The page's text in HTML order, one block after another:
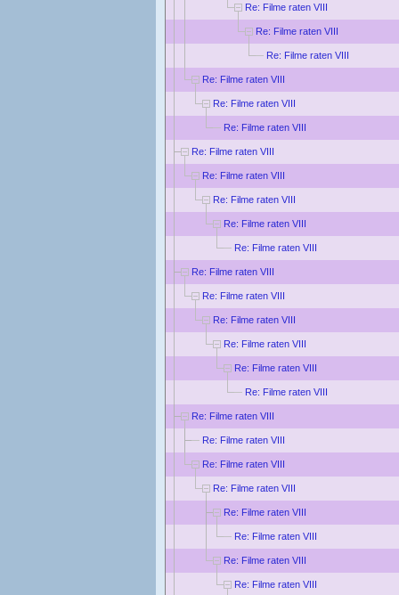
Re: Filme raten VIII
Re: Filme raten VIII
Re: Filme raten VIII
Re: Filme raten VIII
Re: Filme raten VIII
Re: Filme raten VIII
Re: Filme raten VIII
Re: Filme raten VIII
Re: Filme raten VIII
Re: Filme raten VIII
Re: Filme raten VIII
Re: Filme raten VIII
Re: Filme raten VIII
Re: Filme raten VIII
Re: Filme raten VIII
Re: Filme raten VIII
Re: Filme raten VIII
Re: Filme raten VIII
Re: Filme raten VIII
Re: Filme raten VIII
Re: Filme raten VIII
Re: Filme raten VIII
Re: Filme raten VIII
Re: Filme raten VIII
Re: Filme raten VIII